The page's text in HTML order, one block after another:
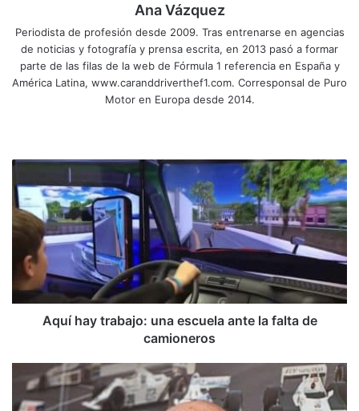
Ana Vázquez
Periodista de profesión desde 2009. Tras entrenarse en agencias
de noticias y fotografía y prensa escrita, en 2013 pasó a formar
parte de las filas de la web de Fórmula 1 referencia en España y
América Latina, www.caranddriverthef1.com. Corresponsal de Puro
Motor en Europa desde 2014.
Aquí
hay
trabajo:
una
escuela
falta
de
camionerosAquí hay trabajo: una escuela ante la falta de
camioneros
un